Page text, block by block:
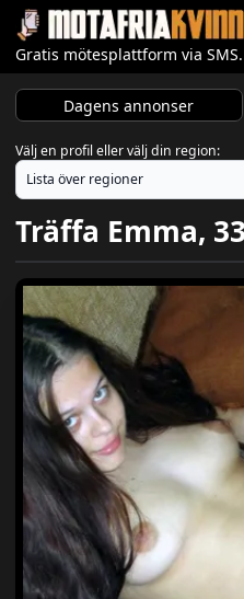
Gratis mötesplattform via SMS.
Dagens annonser
Välj en profil eller välj din region:
Träffa Emma,